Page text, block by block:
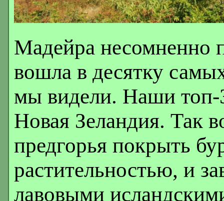
Мадейра несомненно
вошла в десятку
мы видели. Наши
Новая Зеландия. Так
предгорья покрыть
растительностью, и
лавовыми